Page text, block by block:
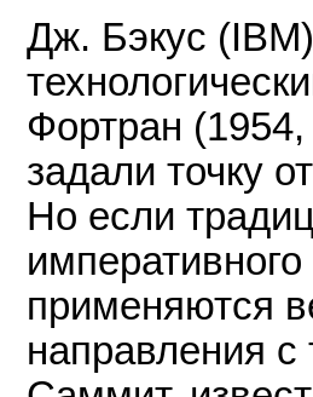
Дж. Бэкус
Фортран
задали точку
Но если
применяются
направления